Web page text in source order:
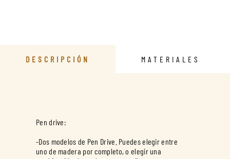
DESCRIPCIÓN MATERIALES
Pen drive:
-Dos modelos de Pen Drive. Puedes elegir entre
uno de madera por completo, o elegir una